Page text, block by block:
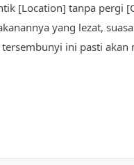
[Location] tanpa pergi
yang lezat,
ini pasti akan